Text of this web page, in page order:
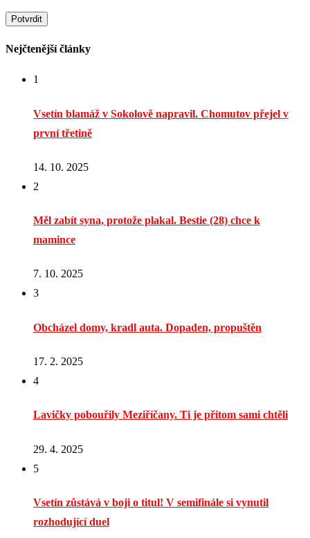
Nejčtenější články
1
Vsetín blamáž v Sokolově napravil. Chomutov přejel v
první třetině
14. 10. 2025
2
Měl zabít syna, protože plakal. Bestie (28) chce k
mamince
7. 10. 2025
3
Obcházel domy, kradl auta. Dopaden, propuštěn
17. 2. 2025
4
Lavičky pobouřily Meziříčany. Ti je přitom sami chtěli
29. 4. 2025
5
Vsetín zůstává v boji o titul! V semifinále si vynutil
rozhodující duel